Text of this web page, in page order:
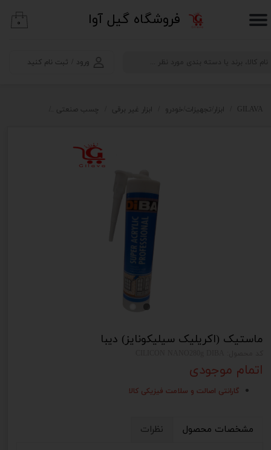
​فروشگاه گیل آوا
ورود ثبت نام کنید
حساب کاربری من
خروج از حساب کاربری
۰
GILAVA ابزار/تجهیزات/خودرو ابزار غیر برقی چسب صنعتی
ماستیک (اکریلیک سیلیکونایز) دیبا
اتمام موجودی
گارانتی اصالت و سلامت فیزیکی کالا
مشخصات محصول نظرات